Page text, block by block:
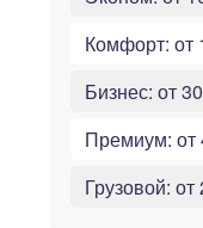
Комфорт: от
Бизнес: от
Премиум: от
Грузовой: от